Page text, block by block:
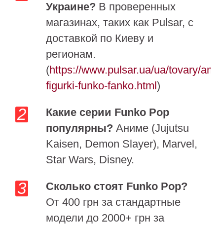
Украине? В проверенных
магазинах, таких как Pulsar, с
доставкой по Киеву и
регионам.
(https://www.pulsar.ua/ua/tovary/
figurki-funko-fanko.html )
Какие серии Funko Pop
популярны? Аниме (Jujutsu
Kaisen, Demon Slayer), Marvel,
Star Wars, Disney.
Сколько стоят Funko Pop?
От 400 грн за стандартные
модели до 2000+ грн за